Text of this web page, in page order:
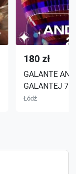
180 zł
GALANTE
GALANTEJ 7
Łódź